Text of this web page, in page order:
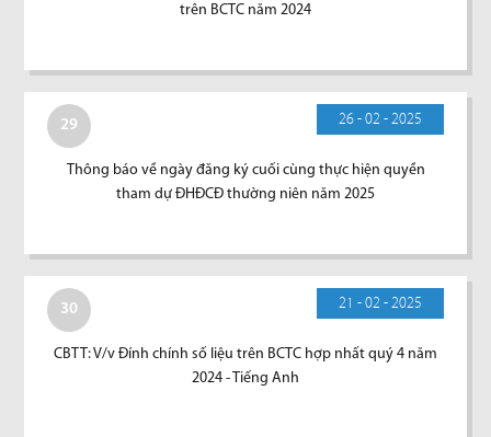
trên BCTC năm 2024
29 26 - 02 - 2025
Thông báo về ngày đăng ký cuối cùng thực hiện quyền
tham dự ĐHĐCĐ thường niên năm 2025
30 21 - 02 - 2025
CBTT: V/v Đính chính số liệu trên BCTC hợp nhất quý 4 năm
2024 - Tiếng Anh